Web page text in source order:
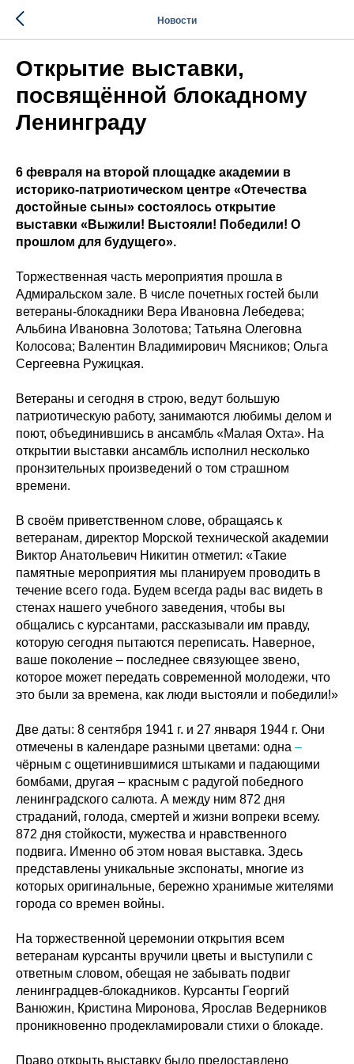
Новости
Открытие выставки,
посвящённой блокадному
Ленинграду
6 февраля на второй площадке академии в
историко-патриотическом центре «Отечества
достойные сыны» состоялось открытие
выставки «Выжили! Выстояли! Победили! О
прошлом для будущего».
Торжественная часть мероприятия прошла в
Адмиральском зале. В числе почетных гостей были
ветераны-блокадники Вера Ивановна Лебедева;
Альбина Ивановна Золотова; Татьяна Олеговна
Колосова; Валентин Владимирович Мясников; Ольга
Сергеевна Ружицкая.
Ветераны и сегодня в строю, ведут большую
патриотическую работу, занимаются любимы делом и
поют, объединившись в ансамбль «Малая Охта». На
открытии выставки ансамбль исполнил несколько
пронзительных произведений о том страшном
времени.
В своём приветственном слове, обращаясь к
ветеранам, директор Морской технической академии
Виктор Анатольевич Никитин отметил: «Такие
памятные мероприятия мы планируем проводить в
течение всего года. Будем всегда рады вас видеть в
стенах нашего учебного заведения, чтобы вы
общались с курсантами, рассказывали им правду,
которую сегодня пытаются переписать. Наверное,
ваше поколение – последнее связующее звено,
которое может передать современной молодежи, что
это были за времена, как люди выстояли и победили!»
Две даты: 8 сентября 1941 г. и 27 января 1944 г. Они
отмечены в календаре разными цветами: одна –
чёрным с ощетинившимися штыками и падающими
бомбами, другая – красным с радугой победного
ленинградского салюта. А между ним 872 дня
страданий, голода, смертей и жизни вопреки всему.
872 дня стойкости, мужества и нравственного
подвига. Именно об этом новая выставка. Здесь
представлены уникальные экспонаты, многие из
которых оригинальные, бережно хранимые жителями
города со времен войны.
На торжественной церемонии открытия всем
ветеранам курсанты вручили цветы и выступили с
ответным словом, обещая не забывать подвиг
ленинградцев-блокадников. Курсанты Георгий
Ванюжин, Кристина Миронова, Ярослав Ведерников
проникновенно продекламировали стихи о блокаде.
Право открыть выставку было предоставлено